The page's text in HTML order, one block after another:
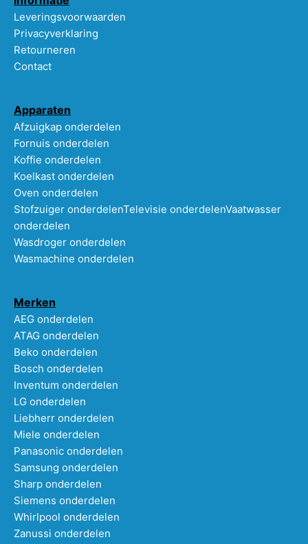
Leveringsvoorwaarden
Privacyverklaring
Retourneren
Contact
Apparaten
Afzuigkap onderdelen
Fornuis onderdelen
Koffie onderdelen
Koelkast onderdelen
Oven onderdelen
Stofzuiger onderdelenTelevisie onderdelenVaatwasser
onderdelen
Wasdroger onderdelen
Wasmachine onderdelen
Merken
AEG onderdelen
ATAG onderdelen
Beko onderdelen
Bosch onderdelen
Inventum onderdelen
LG onderdelen
Liebherr onderdelen
Miele onderdelen
Panasonic onderdelen
Samsung onderdelen
Sharp onderdelen
Siemens onderdelen
Whirlpool onderdelen
Zanussi onderdelen